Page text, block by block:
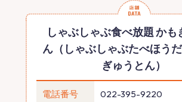
しゃぶしゃぶ食べ放題 かも
ん（しゃぶしゃぶたべほう
ぎゅうとん）
電話番号 022-395-9220